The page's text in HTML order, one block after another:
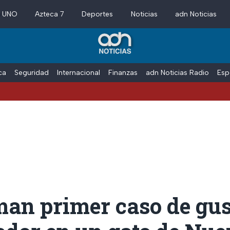
Azteca 7 Deportes Noticias adn Noticias
Seguridad Internacional Finanzas adn Noticias Radio
primer caso de